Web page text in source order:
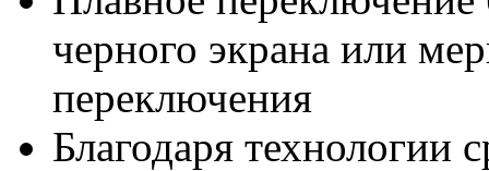
черного экрана или
переключения
Благодаря технологии